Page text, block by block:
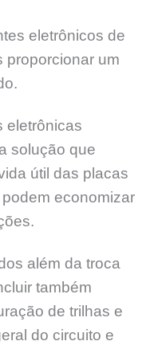
eletrônicos de
proporcionar um
eletrônicas
solução que
útil das placas
economizar
além da troca
também
de trilhas e
do circuito e